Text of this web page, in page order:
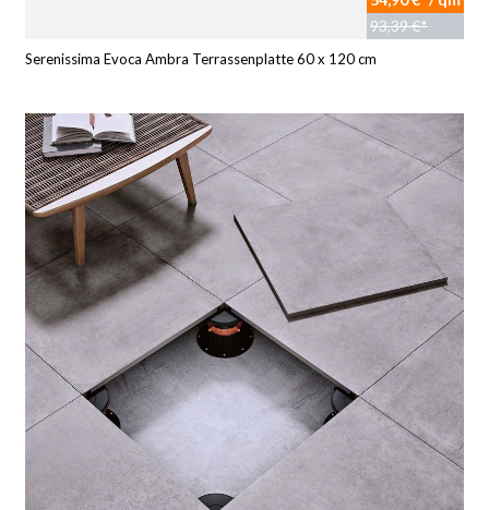
93,39 €*
Serenissima Evoca Ambra Terrassenplatte 60 x 120 cm